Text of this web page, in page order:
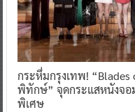
กระหึ่มกรุงเทพ!
พิทักษ์” จุดกระแสหนังจ
พิเศษ